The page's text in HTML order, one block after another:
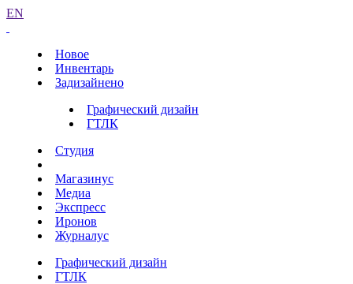
EN
Новое
Инвентарь
Задизайнено
Графический дизайн
ГТЛК
Студия
Магазинус
Медиа
Экспресс
Иронов
Журналус
Графический дизайн
ГТЛК